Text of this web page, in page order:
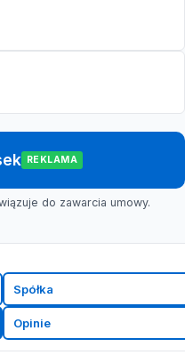
REKLAMA
do zawarcia umowy.
Spółka
Opinie